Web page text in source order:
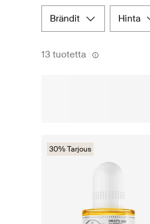
brändit hinta
13 tuotetta
30% Tarjous